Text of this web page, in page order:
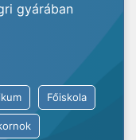
gyárában
Főiskola